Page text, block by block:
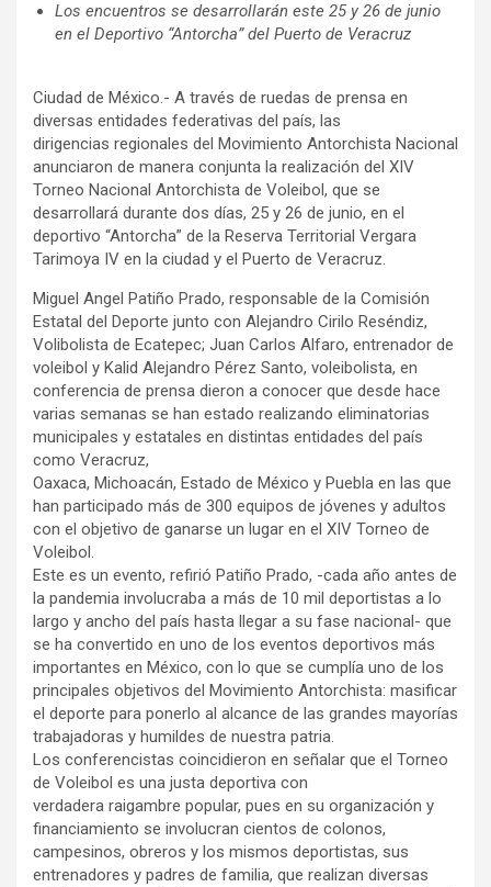
Los encuentros se desarrollarán este 25 y 26 de junio
en el Deportivo “Antorcha” del Puerto de Veracruz
Ciudad de México.- A través de ruedas de prensa en
diversas entidades federativas del país, las
dirigencias regionales del Movimiento Antorchista Nacional
anunciaron de manera conjunta la realización del XIV
Torneo Nacional Antorchista de Voleibol, que se
desarrollará durante dos días, 25 y 26 de junio, en el
deportivo “Antorcha” de la Reserva Territorial Vergara
Tarimoya IV en la ciudad y el Puerto de Veracruz.
Miguel Angel Patiño Prado, responsable de la Comisión
Estatal del Deporte junto con Alejandro Cirilo Reséndiz,
Volibolista de Ecatepec; Juan Carlos Alfaro, entrenador de
voleibol y Kalid Alejandro Pérez Santo, voleibolista, en
conferencia de prensa dieron a conocer que desde hace
varias semanas se han estado realizando eliminatorias
municipales y estatales en distintas entidades del país
como Veracruz,
Oaxaca, Michoacán, Estado de México y Puebla en las que
han participado más de 300 equipos de jóvenes y adultos
con el objetivo de ganarse un lugar en el XIV Torneo de
Voleibol.
Este es un evento, refirió Patiño Prado, -cada año antes de
la pandemia involucraba a más de 10 mil deportistas a lo
largo y ancho del país hasta llegar a su fase nacional- que
se ha convertido en uno de los eventos deportivos más
importantes en México, con lo que se cumplía uno de los
principales objetivos del Movimiento Antorchista: masificar
el deporte para ponerlo al alcance de las grandes mayorías
trabajadoras y humildes de nuestra patria.
Los conferencistas coincidieron en señalar que el Torneo
de Voleibol es una justa deportiva con
verdadera raigambre popular, pues en su organización y
financiamiento se involucran cientos de colonos,
campesinos, obreros y los mismos deportistas, sus
entrenadores y padres de familia, que realizan diversas